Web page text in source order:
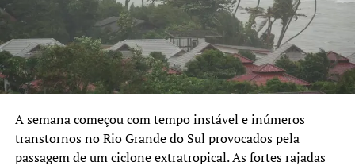
A semana começou com tempo instável e inúmeros
transtornos no Rio Grande do Sul provocados pela
passagem de um ciclone extratropical. As fortes rajadas